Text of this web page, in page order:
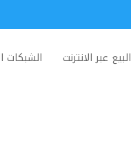
البيع عبر الانترنت الشبكات